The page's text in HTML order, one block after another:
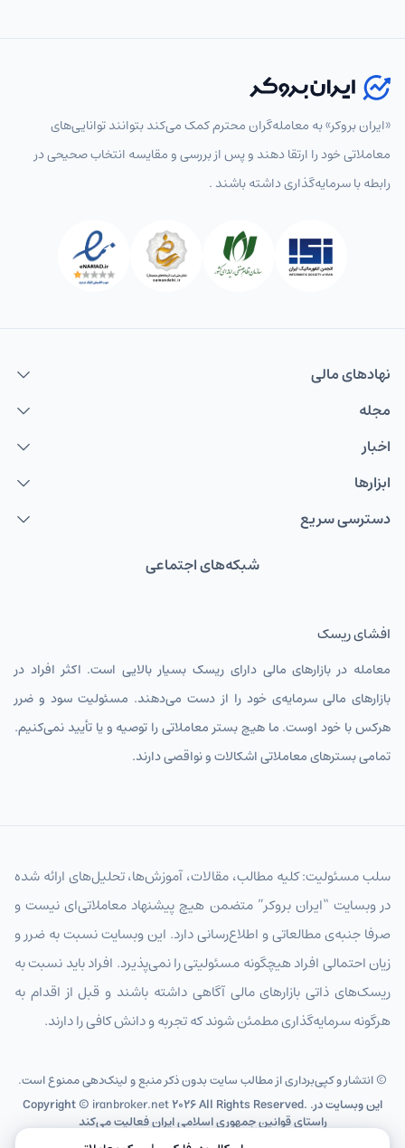
«ایران بروکر» به معامله‌گران محترم کمک می‌کند بتوانند توانایی‌های
معاملاتی خود را ارتقا دهند و پس از بررسی و مقایسه انتخاب‌ صحیحی در
رابطه با سرمایه‌گذاری داشته باشند .
نهاد‌های مالی
مجله
اخبار
ابزارها
دسترسی سریع
شبکه‌های اجتماعی
افشای ریسک
معامله در بازارهای مالی دارای ریسک بسیار بالایی است. اکثر افراد در
بازارهای مالی سرمایه‌ی خود را از دست می‌دهند. مسئولیت سود و ضرر
هرکس با خود اوست. ما هیچ بستر معاملاتی را توصیه و یا تأیید نمی‌کنیم.
تمامی بسترهای معاملاتی اشکالات و نواقصی دارند.
سلب مسئولیت: کلیه مطالب، مقالات، آموزش‌ها، تحلیل‌های ارائه شده
در وبسایت “ایران بروکر” متضمن هیچ پیشنهاد معاملاتی‌ای نیست و
صرفا جنبه‌ی مطالعاتی و اطلاع‌رسانی دارد. این وبسایت نسبت به ضرر و
زیان احتمالی افراد هیچگونه مسئولیتی را نمی‌پذیرد. افراد باید نسبت به
ریسک‌های ذاتی بازارهای مالی آگاهی داشته باشند و قبل از اقدام به
هرگونه سرمایه‌گذاری مطمئن شوند که تجربه و دانش کافی را دارند.
© انتشار و کپی‌برداری از مطالب سایت بدون ذکر منبع و لینک‌دهی ممنوع است.
Copyright © iranbroker.net2026 All Rights Reserved. .این وبسایت در
راستای قوانین جمهوری اسلامی ایران فعالیت می‌کند